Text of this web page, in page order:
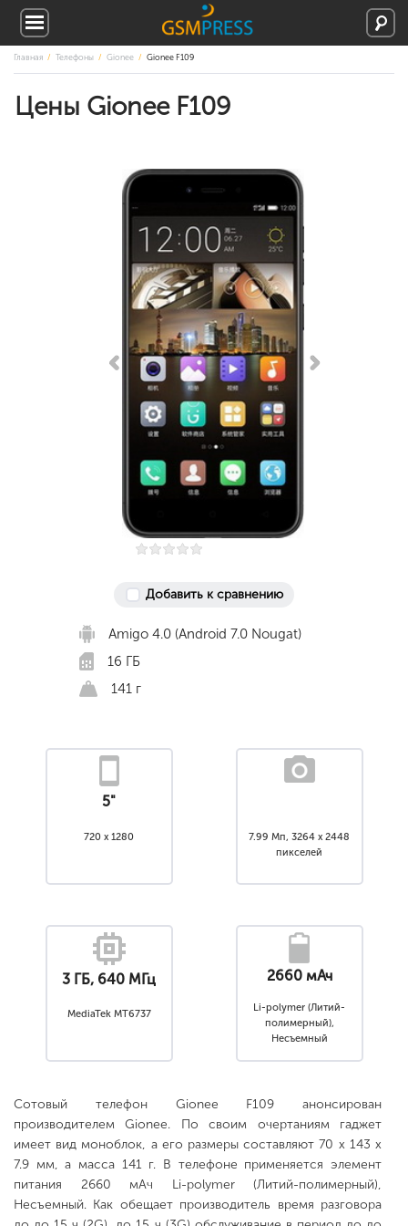
Главная Телефоны Gionee Gionee F109
Цены Gionee F109
Добавить к сравнению
Amigo 4.0 (Android 7.0 Nougat)
16 ГБ
141 г
5"
720 x 1280
7.99 Мп, 3264 x 2448
пикселей
3 ГБ, 640 МГц
MediaTek MT6737
2660 мАч
Li-polymer (Литий-
полимерный),
Несъемный
Сотовый телефон Gionee F109 анонсирован
производителем Gionee. По своим очертаниям гаджет
имеет вид моноблок, а его размеры составляют 70 x 143 x
7.9 мм, а масса 141 г. В телефоне применяется элемент
питания 2660 мАч Li-polymer (Литий-полимерный),
Несъемный. Как обещает производитель время разговора